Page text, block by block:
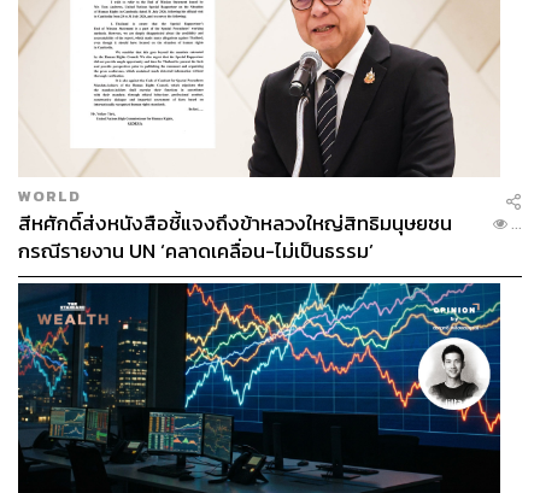
WORLD
สีหศักดิ์ส่งหนังสือชี้แจงถึงข้าหลวงใหญ่สิทธิมนุษยชน
กรณีรายงาน UN ‘คลาดเคลื่อน-ไม่เป็นธรรม’
...